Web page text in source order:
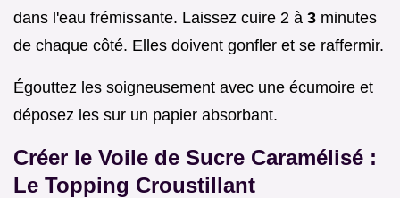
dans l'eau frémissante. Laissez cuire 2 à 3 minutes
de chaque côté. Elles doivent gonfler et se raffermir.
Égouttez les soigneusement avec une écumoire et
déposez les sur un papier absorbant.
Créer le Voile de Sucre Caramélisé :
Le Topping Croustillant